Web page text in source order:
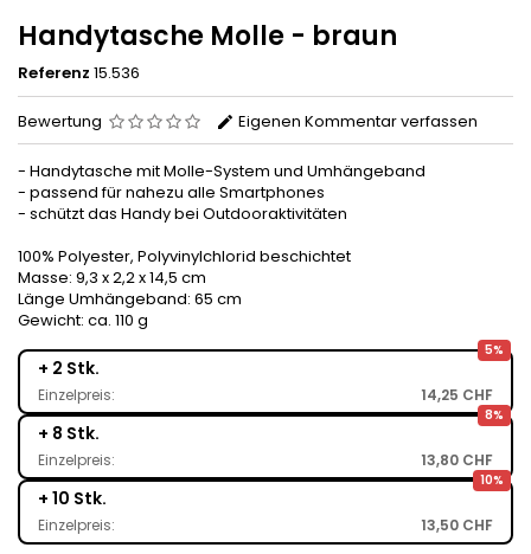
Handytasche Molle - braun
Referenz 15.536
Bewertung Eigenen Kommentar verfassen
- Handytasche mit Molle-System und Umhängeband
- passend für nahezu alle Smartphones
- schützt das Handy bei Outdooraktivitäten
100% Polyester, Polyvinylchlorid beschichtet
Masse: 9,3 x 2,2 x 14,5 cm
Länge Umhängeband: 65 cm
Gewicht: ca. 110 g
5%
+ 2 Stk.
Einzelpreis: 14,25 CHF
8%
+ 8 Stk.
Einzelpreis: 13,80 CHF
10%
+ 10 Stk.
Einzelpreis: 13,50 CHF